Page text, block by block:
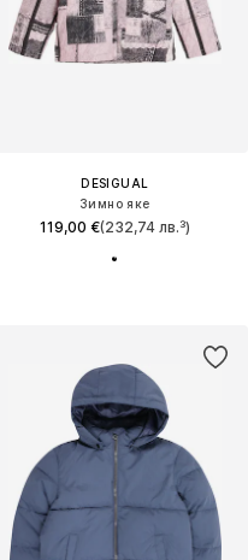
DESIGUAL
Зимно яке
119,00 €(232,74 лв.³)